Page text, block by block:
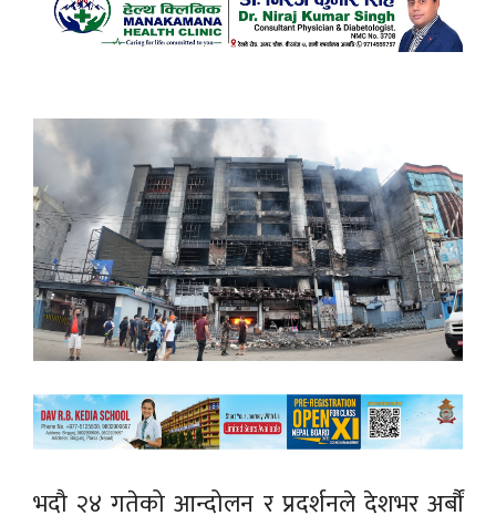
भदौ २४ गतेको आन्दोलन र प्रदर्शनले देशभर अर्बौं